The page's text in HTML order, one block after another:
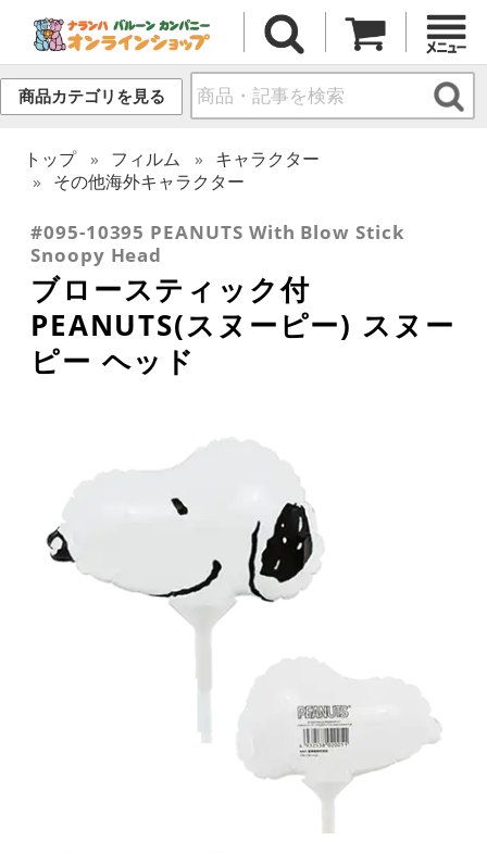
商品カテゴリを見る
トップ フィルム
キャラクター
その他海外キャラクター
#095-10395 PEANUTS With Blow Stick
Snoopy Head
ブロースティック付
PEANUTS(スヌーピー) スヌー
ピー ヘッド